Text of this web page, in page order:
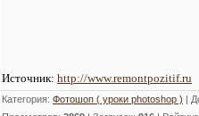
Источник: http://www.remontpozitif.ru
Категория: Фотошоп ( уроки photoshop ) |